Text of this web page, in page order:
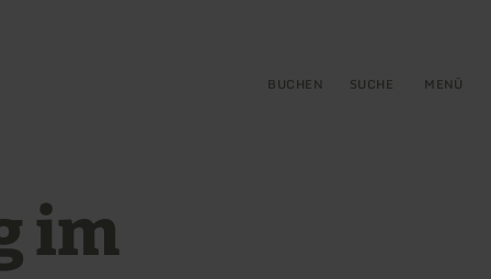
BUCHEN SUCHE MENÜ
im